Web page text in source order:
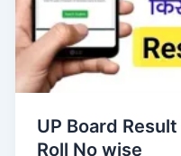
UP Board
Roll No wise